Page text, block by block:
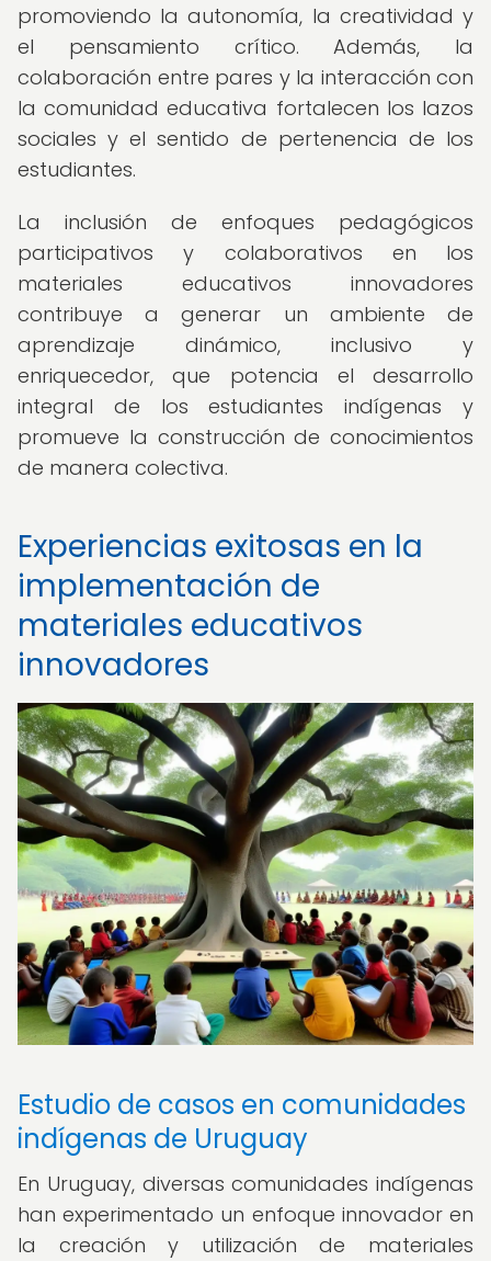
promoviendo la autonomía, la creatividad y
el pensamiento crítico. Además, la
colaboración entre pares y la interacción con
la comunidad educativa fortalecen los lazos
sociales y el sentido de pertenencia de los
estudiantes.
La inclusión de enfoques pedagógicos
participativos y colaborativos en los
materiales educativos innovadores
contribuye a generar un ambiente de
aprendizaje dinámico, inclusivo y
enriquecedor, que potencia el desarrollo
integral de los estudiantes indígenas y
promueve la construcción de conocimientos
de manera colectiva.
Experiencias exitosas en la
implementación de
materiales educativos
innovadores
Estudio de casos en comunidades
indígenas de Uruguay
En Uruguay, diversas comunidades indígenas
han experimentado un enfoque innovador en
la creación y utilización de materiales